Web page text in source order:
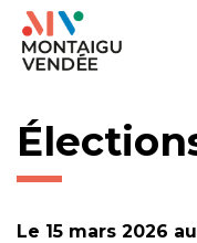
Gestion des traceurs
Aller
Aller
contenu
Aller
pied
Le 15 mars 2026